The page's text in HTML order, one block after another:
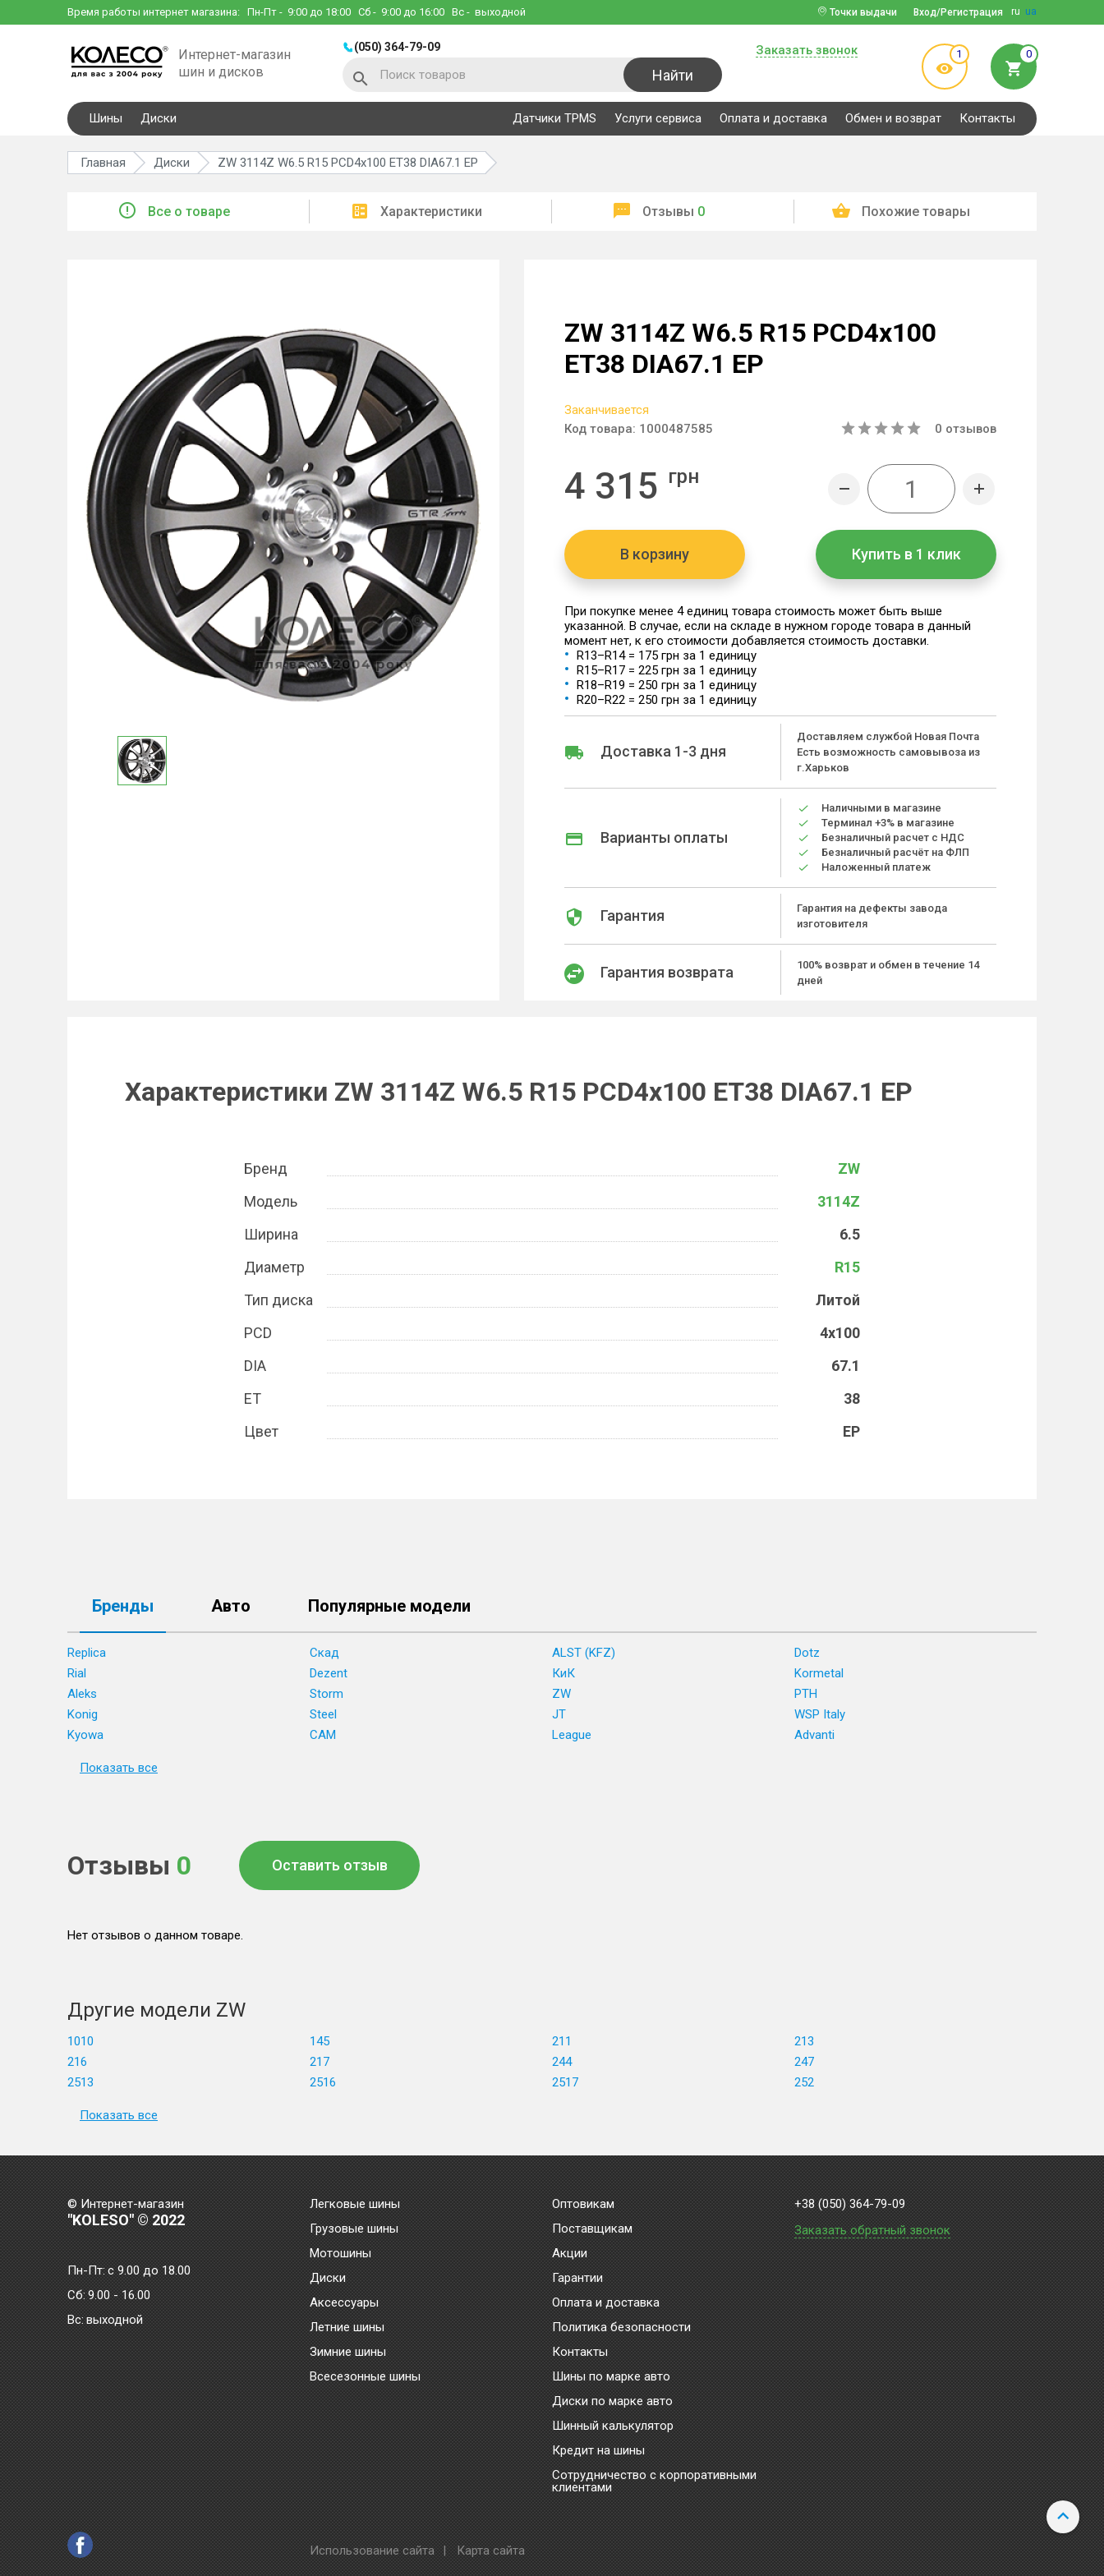
Время работы интернет магазина: Пн-Пт - 9:00 до 18:00 Сб - 9:00 до 16:00 Вс - выходной ru ua
Вход/Регистрация
Точки выдачи
Интернет-магазин
шин и дисков
(050) 364-79-09
Найти
Заказать звонок 1 0
Шины Диски Датчики TPMS Услуги сервиса Оплата и доставка Обмен и возврат Контакты
Главная Диски ZW 3114Z W6.5 R15 PCD4x100 ET38 DIA67.1 EP
Все о товаре Характеристики Отзывы 0 Похожие товары
ZW 3114Z W6.5 R15 PCD4x100
ET38 DIA67.1 EP
Заканчивается
Код товара: 1000487585 0 отзывов
4 315 грн
В корзину Купить в 1 клик
При покупке менее 4 единиц товара стоимость может быть выше
указанной. В случае, если на складе в нужном городе товара в данный
момент нет, к его стоимости добавляется стоимость доставки.
R13–R14 = 175 грн за 1 единицу
R15–R17 = 225 грн за 1 единицу
R18–R19 = 250 грн за 1 единицу
R20–R22 = 250 грн за 1 единицу
Доставка 1-3 дня
Доставляем службой Новая Почта
Есть возможность самовывоза из
г.Харьков
Варианты оплаты
Наличными в магазине
Терминал +3% в магазине
Безналичный расчет с НДС
Безналичный расчёт на ФЛП
Наложенный платеж
Гарантия
Гарантия на дефекты завода
изготовителя
Гарантия возврата
100% возврат и обмен в течение 14
дней
Характеристики ZW 3114Z W6.5 R15 PCD4x100 ET38 DIA67.1 EP
Бренд
ZW
Модель
3114Z
Ширина
6.5
Диаметр
R15
Тип диска
Литой
PCD
4x100
DIA
67.1
ET
38
Цвет
EP
Бренды Авто Популярные модели
Replica Скад ALST (KFZ)
Dotz
Rial
Dezent КиК
Kormetal
Aleks
Storm ZW
PTH
Konig
Steel JT
WSP Italy
Kyowa
CAM League Advanti
Показать все
Отзывы 0 Оставить отзыв
Нет отзывов о данном товаре.
Другие модели ZW
1010 145 211
213
216
217 244
247
2513
2516 2517 252
Показать все
© Интернет-магазин
"KOLESO" © 2022
Пн-Пт:с 9.00 до 18.00
Сб: 9.00 - 16.00
Bc: выходной
Легковые шины
Грузовые шины
Мотошины
Диски
Аксессуары
Летние шины
Зимние шины
Всесезонные шины
Оптовикам
Поставщикам
Акции
Гарантии
Оплата и доставка
Политика безопасности
Контакты
Шины по марке авто
Диски по марке авто
Шинный калькулятор
Кредит на шины
Сотрудничество с корпоративными
клиентами
+38 (050) 364-79-09
Заказать обратный звонок
Использование сайта | Карта сайта